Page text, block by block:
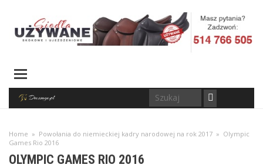
Home » Powołania do niemieckiej kadry narodowej na rok 2017 » Olympic
Games Rio 2016
OLYMPIC GAMES RIO 2016